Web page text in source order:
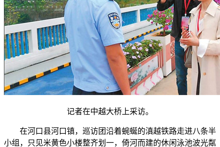
记者在中越大桥上采访。
在河口县河口镇，巡访团沿着蜿蜒的滇越铁路走进八条半
小组，只见米黄色小楼整齐划一，倚河而建的休闲泳池波光粼